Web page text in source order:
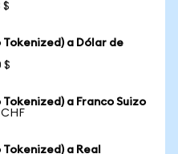
$
Tokenized) a Dólar de
$
Tokenized) a Franco Suizo
Tokenized) a Real